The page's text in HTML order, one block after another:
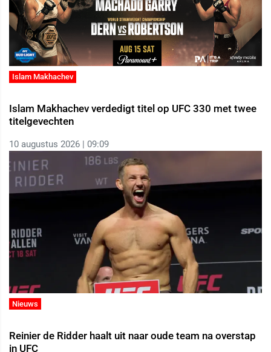
Islam Makhachev
Islam Makhachev verdedigt titel op UFC 330 met twee
titelgevechten
10 augustus 2026 | 09:09
Nieuws
Reinier de Ridder haalt uit naar oude team na overstap
in UFC